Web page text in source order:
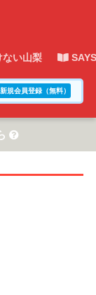
ない山梨
新規会員登録（無料）